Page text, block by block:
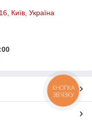
Київ, Україна
КНОПКА
ЗВ'ЯЗКУ